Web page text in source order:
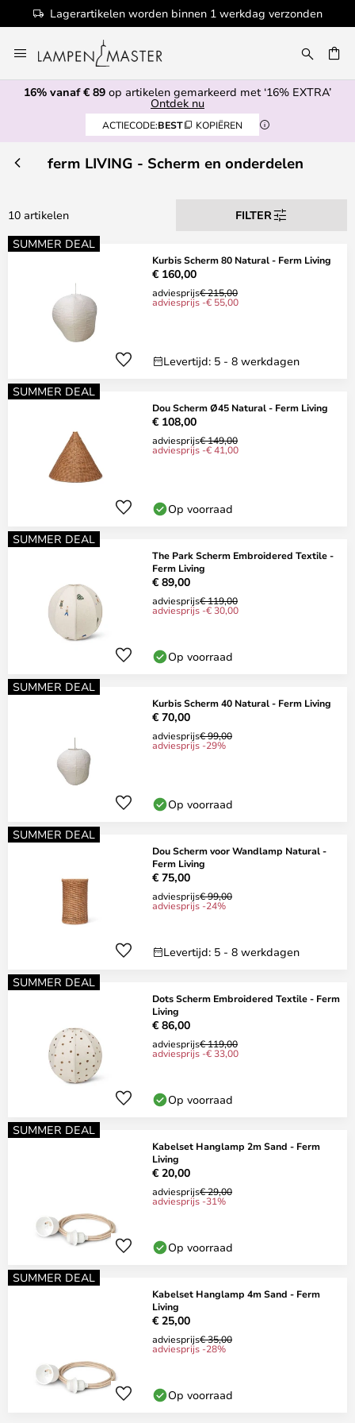
Lagerartikelen worden binnen 1 werkdag verzonden
naar
de
inhoud
16% vanaf € 89 op artikelen gemarkeerd met ‘16% EXTRA’
Ontdek nu
ACTIECODE:BEST KOPIËREN
ferm LIVING - Scherm en onderdelen
10 artikelen
FILTER
SUMMER DEAL
Kurbis Scherm 80 Natural - Ferm Living
€ 160,00
adviesprijs€ 215,00
adviesprijs -€ 55,00
Levertijd: 5 - 8 werkdagen
SUMMER DEAL
Dou Scherm Ø45 Natural - Ferm Living
€ 108,00
adviesprijs€ 149,00
adviesprijs -€ 41,00
Op voorraad
SUMMER DEAL
The Park Scherm Embroidered Textile -
Ferm Living
€ 89,00
adviesprijs€ 119,00
adviesprijs -€ 30,00
Op voorraad
SUMMER DEAL
Kurbis Scherm 40 Natural - Ferm Living
€ 70,00
adviesprijs€ 99,00
adviesprijs -29%
Op voorraad
SUMMER DEAL
Dou Scherm voor Wandlamp Natural -
Ferm Living
€ 75,00
adviesprijs€ 99,00
adviesprijs -24%
Levertijd: 5 - 8 werkdagen
SUMMER DEAL
Dots Scherm Embroidered Textile - Ferm
Living
€ 86,00
adviesprijs€ 119,00
adviesprijs -€ 33,00
Op voorraad
SUMMER DEAL
Kabelset Hanglamp 2m Sand - Ferm
Living
€ 20,00
adviesprijs€ 29,00
adviesprijs -31%
Op voorraad
SUMMER DEAL
Kabelset Hanglamp 4m Sand - Ferm
Living
€ 25,00
adviesprijs€ 35,00
adviesprijs -28%
Op voorraad